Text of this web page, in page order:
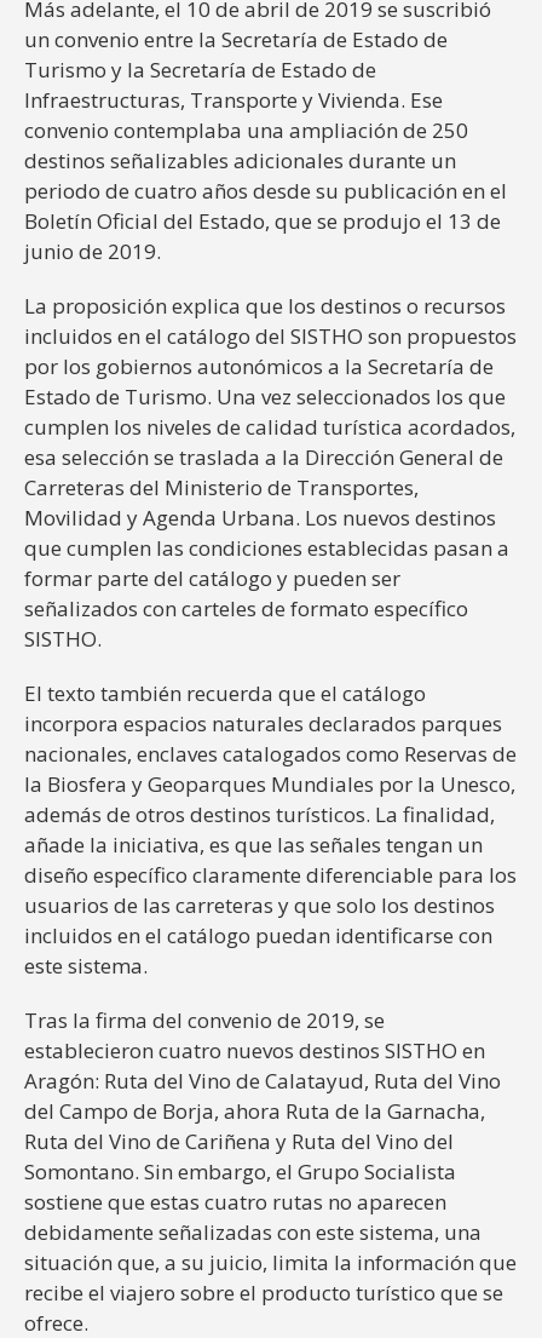
Más adelante, el 10 de abril de 2019 se suscribió
un convenio entre la Secretaría de Estado de
Turismo y la Secretaría de Estado de
Infraestructuras, Transporte y Vivienda. Ese
convenio contemplaba una ampliación de 250
destinos señalizables adicionales durante un
periodo de cuatro años desde su publicación en el
Boletín Oficial del Estado, que se produjo el 13 de
junio de 2019.
La proposición explica que los destinos o recursos
incluidos en el catálogo del SISTHO son propuestos
por los gobiernos autonómicos a la Secretaría de
Estado de Turismo. Una vez seleccionados los que
cumplen los niveles de calidad turística acordados,
esa selección se traslada a la Dirección General de
Carreteras del Ministerio de Transportes,
Movilidad y Agenda Urbana. Los nuevos destinos
que cumplen las condiciones establecidas pasan a
formar parte del catálogo y pueden ser
señalizados con carteles de formato específico
SISTHO.
El texto también recuerda que el catálogo
incorpora espacios naturales declarados parques
nacionales, enclaves catalogados como Reservas de
la Biosfera y Geoparques Mundiales por la Unesco,
además de otros destinos turísticos. La finalidad,
añade la iniciativa, es que las señales tengan un
diseño específico claramente diferenciable para los
usuarios de las carreteras y que solo los destinos
incluidos en el catálogo puedan identificarse con
este sistema.
Tras la firma del convenio de 2019, se
establecieron cuatro nuevos destinos SISTHO en
Aragón: Ruta del Vino de Calatayud, Ruta del Vino
del Campo de Borja, ahora Ruta de la Garnacha,
Ruta del Vino de Cariñena y Ruta del Vino del
Somontano. Sin embargo, el Grupo Socialista
sostiene que estas cuatro rutas no aparecen
debidamente señalizadas con este sistema, una
situación que, a su juicio, limita la información que
recibe el viajero sobre el producto turístico que se
ofrece.